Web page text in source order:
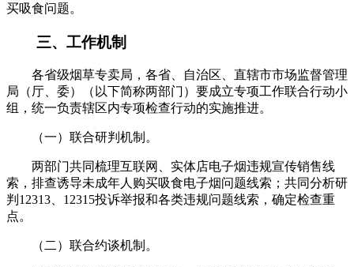
买吸食问题。
三、工作机制
各省级烟草专卖局，各省、自治区、直辖市市场监督管理
局（厅、委）（以下简称两部门）要成立专项工作联合行动小
组，统一负责辖区内专项检查行动的实施推进。
（一）联合研判机制。
两部门共同梳理互联网、实体店电子烟违规宣传销售线
索，排查诱导未成年人购买吸食电子烟问题线索；共同分析研
判12313、12315投诉举报和各类违规问题线索，确定检查重
点。
（二）联合约谈机制。